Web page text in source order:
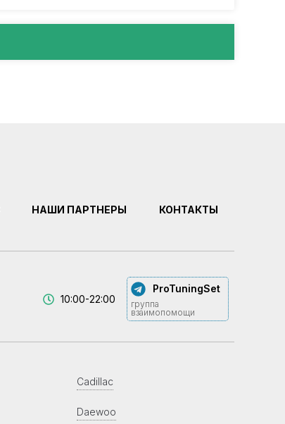
НАШИ ПАРТНЕРЫ КОНТАКТЫ
10:00-22:00
ProTuningSet
группа
взаимопомощи
Cadillac
Daewoo